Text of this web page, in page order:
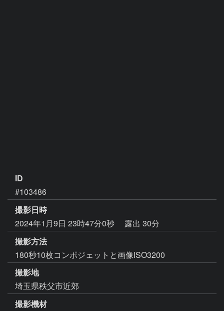
ID
#103486
撮影日時
2024年1月9日 23時47分0秒
露出 30分
撮影方法
180秒10枚コンポジェットと画像ISO3200
撮影地
埼玉県秩父市近郊
撮影機材